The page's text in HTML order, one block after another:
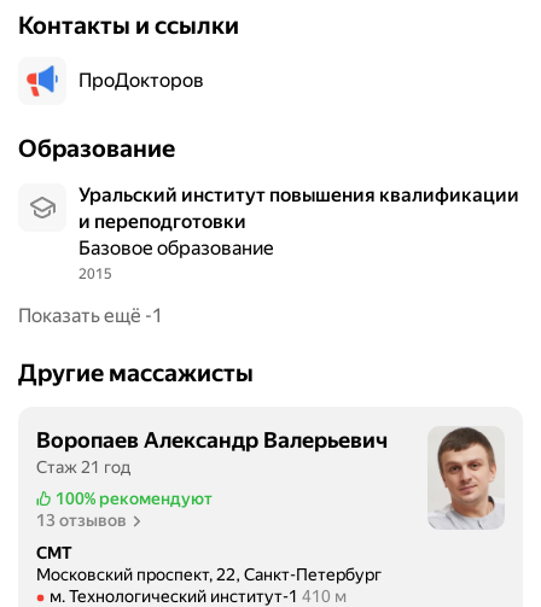
Контакты и ссылки
ПроДокторов
Образование
Уральский институт повышения квалификации
и переподготовки
Базовое образование
2015
Показать ещё -1
Другие массажисты
Воропаев Александр Валерьевич
Стаж 21 год
100% рекомендуют
13 отзывов
СМТ
Московский проспект, 22, Санкт-Петербург
Метро м. Технологический институт-1 Расстояние 410 м
м. Технологический институт-1 410 м